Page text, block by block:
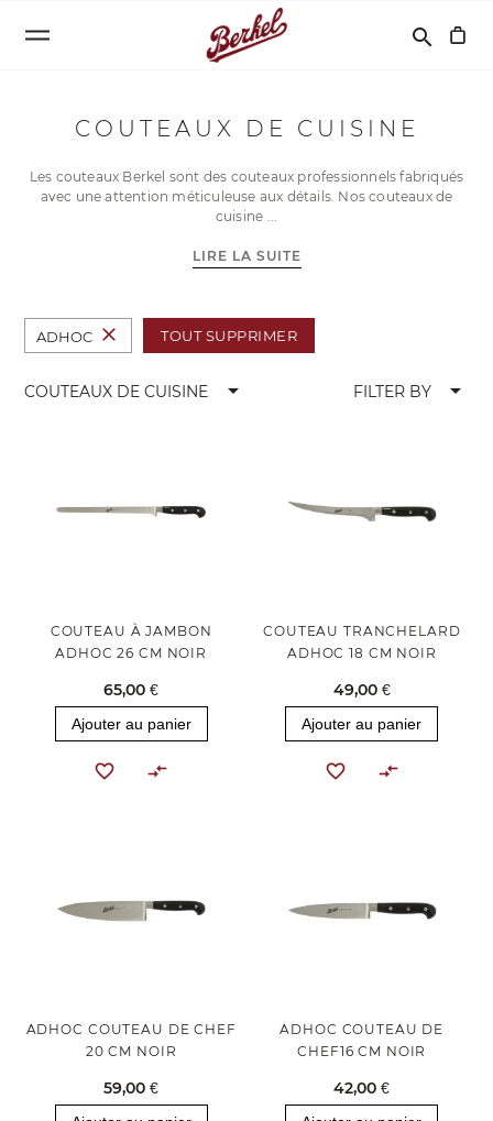
search
COUTEAUX DE CUISINE
Les couteaux Berkel sont des couteaux professionnels fabriqués
avec une attention méticuleuse aux détails. Nos couteaux de
cuisine
LIRE LA SUITE
ADHOC close TOUT SUPPRIMER
COUTEAUX DE CUISINE arrow_drop_down FILTER BY arrow_drop_down
COUTEAU À JAMBON
ADHOC 26 CM NOIR
65,00 €
Ajouter au panier
COUTEAU TRANCHELARD
ADHOC 18 CM NOIR
49,00 €
Ajouter au panier
ADHOC COUTEAU DE CHEF
20 CM NOIR
59,00 €
ADHOC COUTEAU DE
CHEF16 CM NOIR
42,00 €